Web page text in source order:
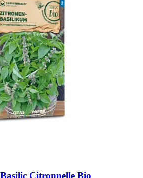
Basilic Citronnelle Bio